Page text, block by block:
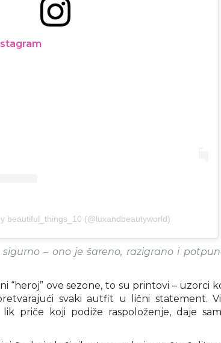
beautiful_things_10 (@luxandbeautyworld)
– ono je šareno, razigrano i
“heroj” ove sezone, to su printovi – uzorci
svaki autfit u lični statement.
lik priče koji podiže raspoloženje, daje